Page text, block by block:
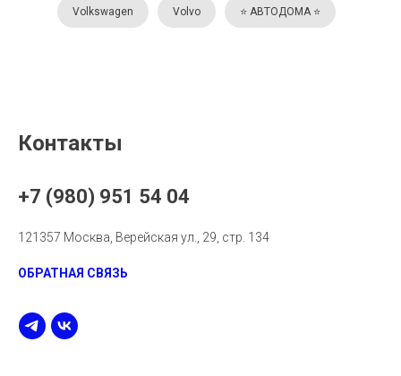
Volkswagen Volvo ⭐️ АВТОДОМА ⭐️
Контакты
+7 (980) 951 54 04
121357 Москва, Верейская ул., 29, стр. 134
ОБРАТНАЯ СВЯЗЬ